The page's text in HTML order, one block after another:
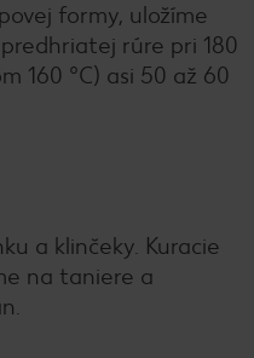
formy, uložíme
rúre pri 180
160 °C) asi 50 až 60
a klinčeky. Kuracie
na taniere a